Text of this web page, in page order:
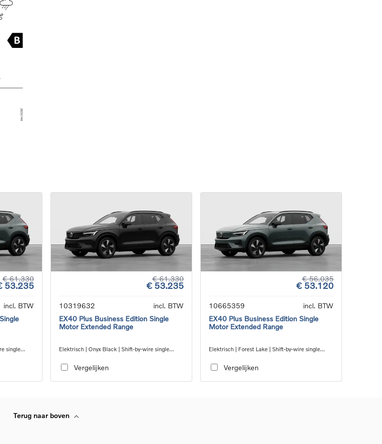
€ 61.330
53.235
incl. BTW
single
€ 61.330
€ 53.235
10319632
incl. BTW
EX40 Plus Business Edition Single
Motor Extended Range
Elektrisch | Onyx Black | Shift-by-wire single
Vergelijken
€ 56.035
€ 53.120
10665359
incl. BTW
EX40 Plus Business Edition Single
Motor Extended Range
Elektrisch | Forest Lake | Shift-by-wire single
Vergelijken
Terug naar boven